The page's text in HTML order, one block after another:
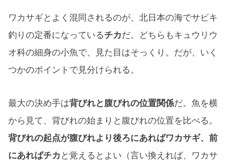
ワカサギとよく混同されるのが、北日本の海でサビキ
釣りの定番になっているチカだ。どちらもキュウリウ
オ科の細身の小魚で、見た目はそっくり。だが、いく
つかのポイントで見分けられる。
最大の決め手は背びれと腹びれの位置関係だ。魚を横
から見て、背びれの始まりと腹びれの位置を比べる。
背びれの起点が腹びれより後ろにあればワカサギ、前
にあればチカ と覚えるとよい（言い換えれば、ワカサ